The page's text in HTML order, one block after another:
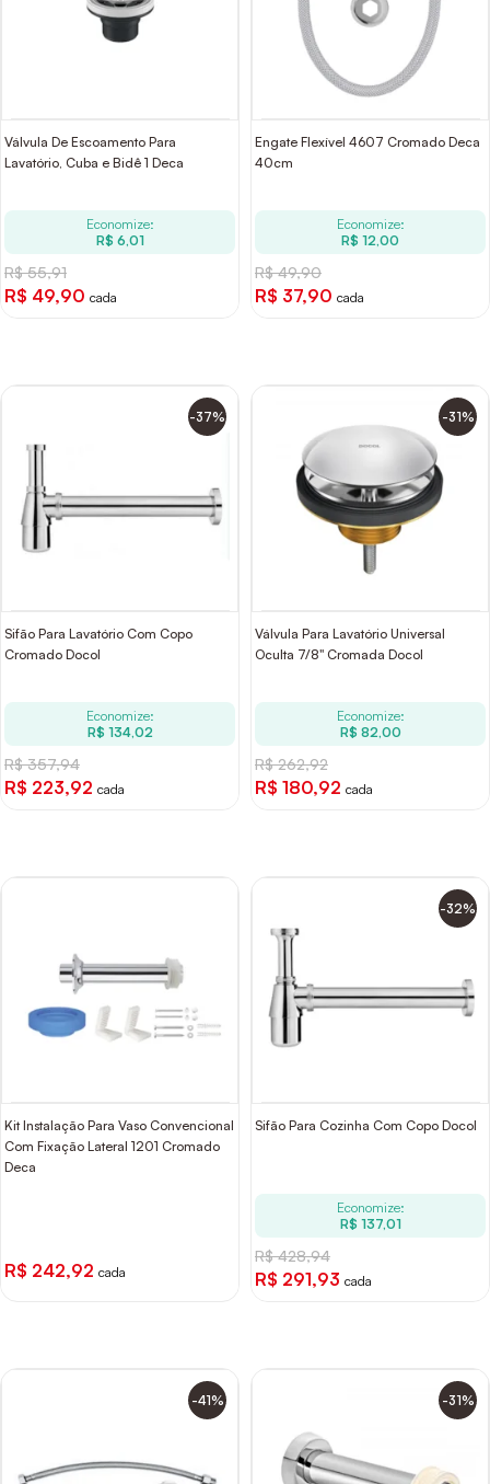
Válvula De Escoamento Para
Lavatório, Cuba e Bidê 1 Deca
Economize:
R$ 6,01
R$ 55,91
R$ 49,90 cada
Engate Flexível 4607 Cromado Deca
40cm
Economize:
R$ 12,00
R$ 49,90
R$ 37,90 cada
-37%
Sifão Para Lavatório Com Copo
Cromado Docol
Economize:
R$ 134,02
R$ 357,94
R$ 223,92 cada
-31%
Válvula Para Lavatório Universal
Oculta 7/8" Cromada Docol
Economize:
R$ 82,00
R$ 262,92
R$ 180,92 cada
Kit Instalação Para Vaso Convencional
Com Fixação Lateral 1201 Cromado
Deca
R$ 242,92 cada
-32%
Sifão Para Cozinha Com Copo Docol
Economize:
R$ 137,01
R$ 428,94
R$ 291,93 cada
-41% -31%